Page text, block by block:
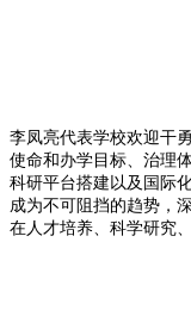
李凤亮代表学校欢迎干
使命和办学目标、治理
科研平台搭建以及国际
成为不可阻挡的趋势，
在人才培养、科学研究